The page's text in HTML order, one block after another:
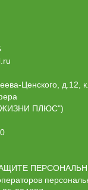
Ценского, д.12,
ПЛЮС")